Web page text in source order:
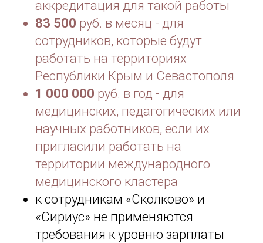
аккредитация для такой работы
83 500 руб. в месяц - для
сотрудников, которые будут
работать на территориях
Республики Крым и Севастополя
1 000 000 руб. в год - для
медицинских, педагогических или
научных работников, если их
пригласили работать на
территории международного
медицинского кластера
к сотрудникам «Сколково» и
«Сириус» не применяются
требования к уровню зарплаты